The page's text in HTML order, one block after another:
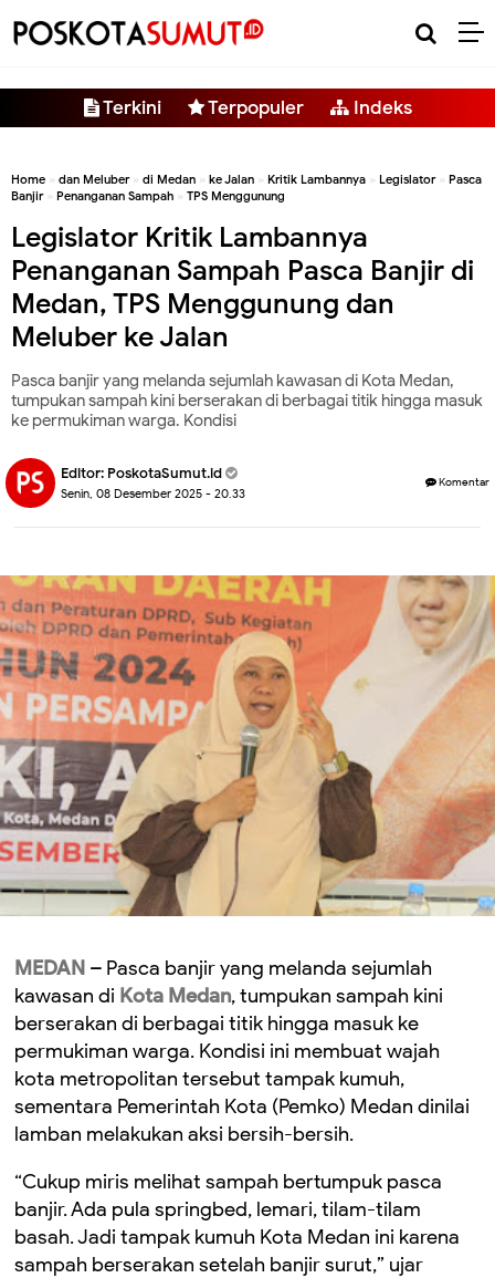
Terkini Terpopuler Indeks
Home » dan Meluber» di Medan » ke Jalan » Kritik Lambannya » Legislator» Pasca
Banjir» Penanganan Sampah » TPS Menggunung
Legislator Kritik Lambannya
Penanganan Sampah Pasca Banjir di
Medan, TPS Menggunung dan
Meluber ke Jalan
Pasca banjir yang melanda sejumlah kawasan di Kota Medan,
tumpukan sampah kini berserakan di berbagai titik hingga masuk
ke permukiman warga. Kondisi
Editor: PoskotaSumut.id
Senin, 08 Desember 2025 - 20.33
Komentar
MEDAN – Pasca banjir yang melanda sejumlah
kawasan di Kota Medan, tumpukan sampah kini
berserakan di berbagai titik hingga masuk ke
permukiman warga. Kondisi ini membuat wajah
kota metropolitan tersebut tampak kumuh,
sementara Pemerintah Kota (Pemko) Medan dinilai
lamban melakukan aksi bersih-bersih.
“Cukup miris melihat sampah bertumpuk pasca
banjir. Ada pula springbed, lemari, tilam-tilam
basah. Jadi tampak kumuh Kota Medan ini karena
sampah berserakan setelah banjir surut,” ujar